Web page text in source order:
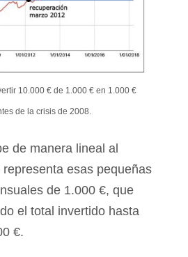
10.000 € de 1.000 € en 1.000 €
de la crisis de 2008.
de manera lineal al
esas pequeñas
de 1.000 €, que
el total invertido hasta
€.